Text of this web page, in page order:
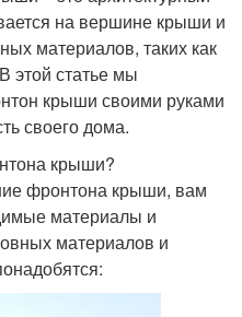
на вершине крыши и
материалов, таких как
этой статье мы
крыши своими руками
своего дома.
крыши?
фронтона крыши, вам
материалы и
материалов и